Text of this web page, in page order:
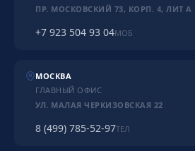
ПР. МОСКОВСКИЙ 73, КОРП. 4, ЛИТ А
+7 923 504 93 04МОБ
МОСКВА
ГЛАВНЫЙ ОФИС
УЛ. МАЛАЯ ЧЕРКИЗОВСКАЯ 22
8 (499) 785-52-97ТЕЛ